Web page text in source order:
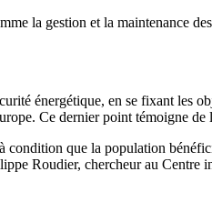
la gestion et la maintenance
énergétique, en se fixant les
Ce dernier point témoigne
que la population
Roudier, chercheur au